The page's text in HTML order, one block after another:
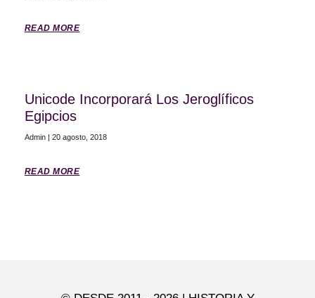
READ MORE
Unicode Incorporará Los Jeroglíficos
Egipcios
Admin 20 agosto, 2018
READ MORE